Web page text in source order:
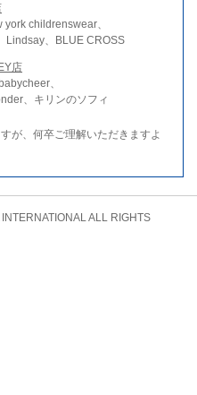
childrenswear、
Lindsay、BLUE CROSS
店
、
、キリンのソフィ
が、何卒ご理解いただきますよ